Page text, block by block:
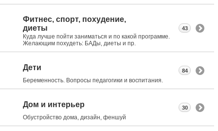
Фитнес, спорт, похудение,
диеты
Куда лучше пойти заниматься и по какой программе.
Желающим похудеть: БАДы, диеты и пр.
43
Дети
Беременность. Вопросы педагогики и воспитания.
84
Дом и интерьер
Обустройство дома, дизайн, феншуй
30